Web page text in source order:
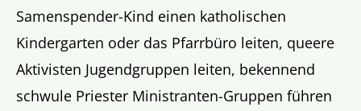
Samenspender-Kind einen katholischen
Kindergarten oder das Pfarrbüro leiten, queere
Aktivisten Jugendgruppen leiten, bekennend
schwule Priester Ministranten-Gruppen führen